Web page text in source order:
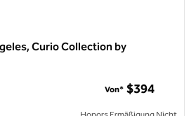
Curio Collection by
Von* $394